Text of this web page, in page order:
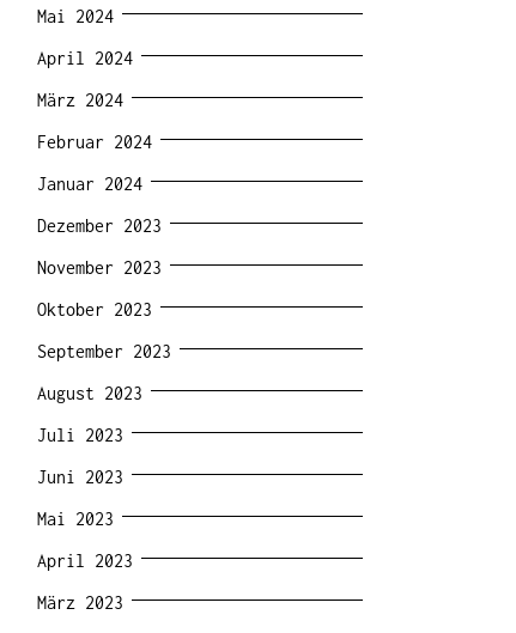
Mai 2024
April 2024
März 2024
Februar 2024
Januar 2024
Dezember 2023
November 2023
Oktober 2023
September 2023
August 2023
Juli 2023
Juni 2023
Mai 2023
April 2023
März 2023